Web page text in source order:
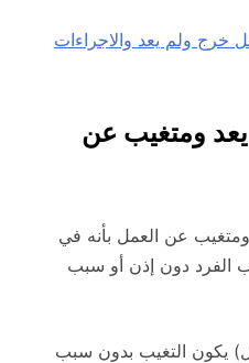
خرج ولم يعد والاجراءات
ومتغيب عن
عن العمل بأنه في
الفرد دون إذن أو سبب
يكون التغيب بدون سبب